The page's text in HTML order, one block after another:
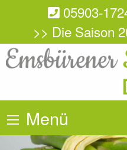
05903-
>> Die Saison
Menü